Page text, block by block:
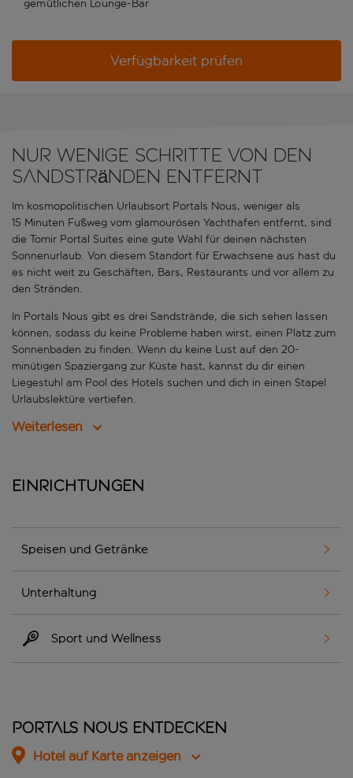
gemütlichen Lounge-Bar
Verfügbarkeit prüfen
Nur wenige Schritte von den
Sandstränden entfernt
Im kosmopolitischen Urlaubsort Portals Nous, weniger als
15 Minuten Fußweg vom glamourösen Yachthafen entfernt, sind
die Tomir Portal Suites eine gute Wahl für deinen nächsten
Sonnenurlaub. Von diesem Standort für Erwachsene aus hast du
es nicht weit zu Geschäften, Bars, Restaurants und vor allem zu
den Stränden.
In Portals Nous gibt es drei Sandstrände, die sich sehen lassen
können, sodass du keine Probleme haben wirst, einen Platz zum
Sonnenbaden zu finden. Wenn du keine Lust auf den 20-
minütigen Spaziergang zur Küste hast, kannst du dir einen
Liegestuhl am Pool des Hotels suchen und dich in einen Stapel
Urlaubslektüre vertiefen.
Weiterlesen
Einrichtungen
Speisen und Getränke
Unterhaltung
Sport und Wellness
Portals Nous entdecken
Hotel auf Karte anzeigen